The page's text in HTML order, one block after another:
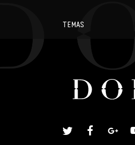
TEMAS